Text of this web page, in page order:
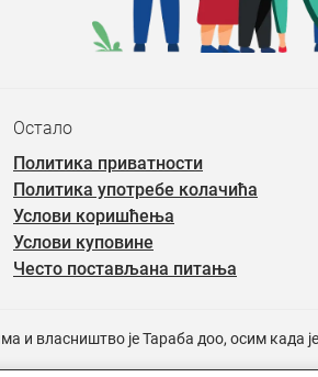
Остало
Политика приватности
Политика употребе колачића
Услови коришћења
Услови куповине
Често постављана питања
власништво је Тараба доо, осим када